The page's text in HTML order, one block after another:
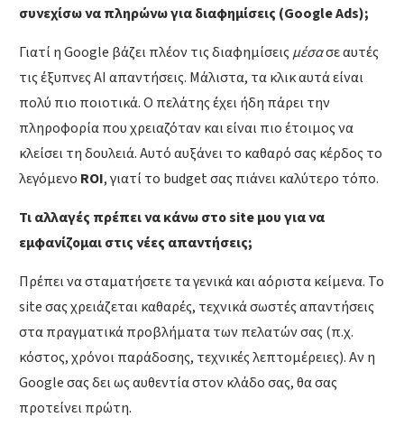
συνεχίσω να πληρώνω για διαφημίσεις (Google Ads);
Γιατί η Google βάζει πλέον τις διαφημίσειςμέσασε αυτές
τις έξυπνες AI απαντήσεις. Μάλιστα, τα κλικ αυτά είναι
πολύ πιο ποιοτικά. Ο πελάτης έχει ήδη πάρει την
πληροφορία που χρειαζόταν και είναι πιο έτοιμος να
κλείσει τη δουλειά. Αυτό αυξάνει το καθαρό σας κέρδος το
λεγόμενο ROI, γιατί το budget σας πιάνει καλύτερο τόπο.
Τι αλλαγές πρέπει να κάνω στο site μου για να
εμφανίζομαι στις νέες απαντήσεις;
Πρέπει να σταματήσετε τα γενικά και αόριστα κείμενα. Το
site σας χρειάζεται καθαρές, τεχνικά σωστές απαντήσεις
στα πραγματικά προβλήματα των πελατών σας (π.χ.
κόστος, χρόνοι παράδοσης, τεχνικές λεπτομέρειες). Αν η
Google σας δει ως αυθεντία στον κλάδο σας, θα σας
προτείνει πρώτη.